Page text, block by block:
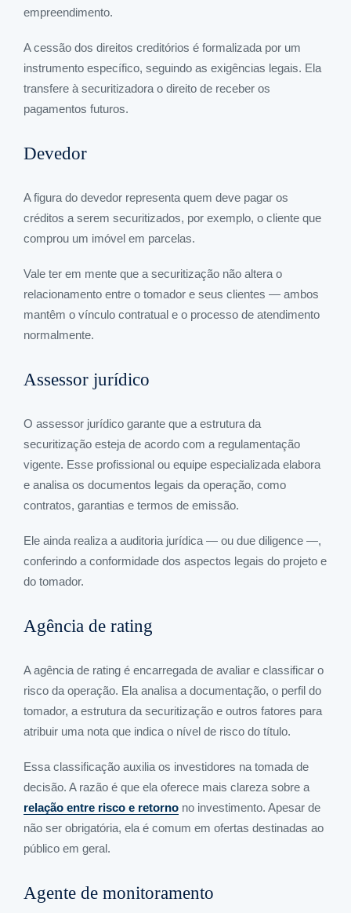
empreendimento.
A cessão dos direitos creditórios é formalizada por um
instrumento específico, seguindo as exigências legais. Ela
transfere à securitizadora o direito de receber os
pagamentos futuros.
Devedor
A figura do devedor representa quem deve pagar os
créditos a serem securitizados, por exemplo, o cliente que
comprou um imóvel em parcelas.
Vale ter em mente que a securitização não altera o
relacionamento entre o tomador e seus clientes — ambos
mantêm o vínculo contratual e o processo de atendimento
normalmente.
Assessor jurídico
O assessor jurídico garante que a estrutura da
securitização esteja de acordo com a regulamentação
vigente. Esse profissional ou equipe especializada elabora
e analisa os documentos legais da operação, como
contratos, garantias e termos de emissão.
Ele ainda realiza a auditoria jurídica — ou due diligence —,
conferindo a conformidade dos aspectos legais do projeto e
do tomador.
Agência de rating
A agência de rating é encarregada de avaliar e classificar o
risco da operação. Ela analisa a documentação, o perfil do
tomador, a estrutura da securitização e outros fatores para
atribuir uma nota que indica o nível de risco do título.
Essa classificação auxilia os investidores na tomada de
decisão. A razão é que ela oferece mais clareza sobre a
relação entre risco e retorno no investimento. Apesar de
não ser obrigatória, ela é comum em ofertas destinadas ao
público em geral.
Agente de monitoramento